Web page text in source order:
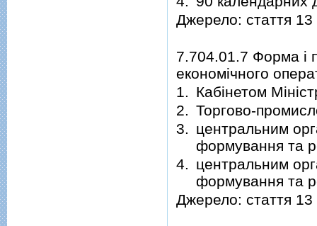
Джерело: стаття 13
7.704.01.7 Форма і
економічного
1. Кабінетом
2. Торгово-
3. центральним
формування та
4. центральним
формування та
Джерело: стаття 13